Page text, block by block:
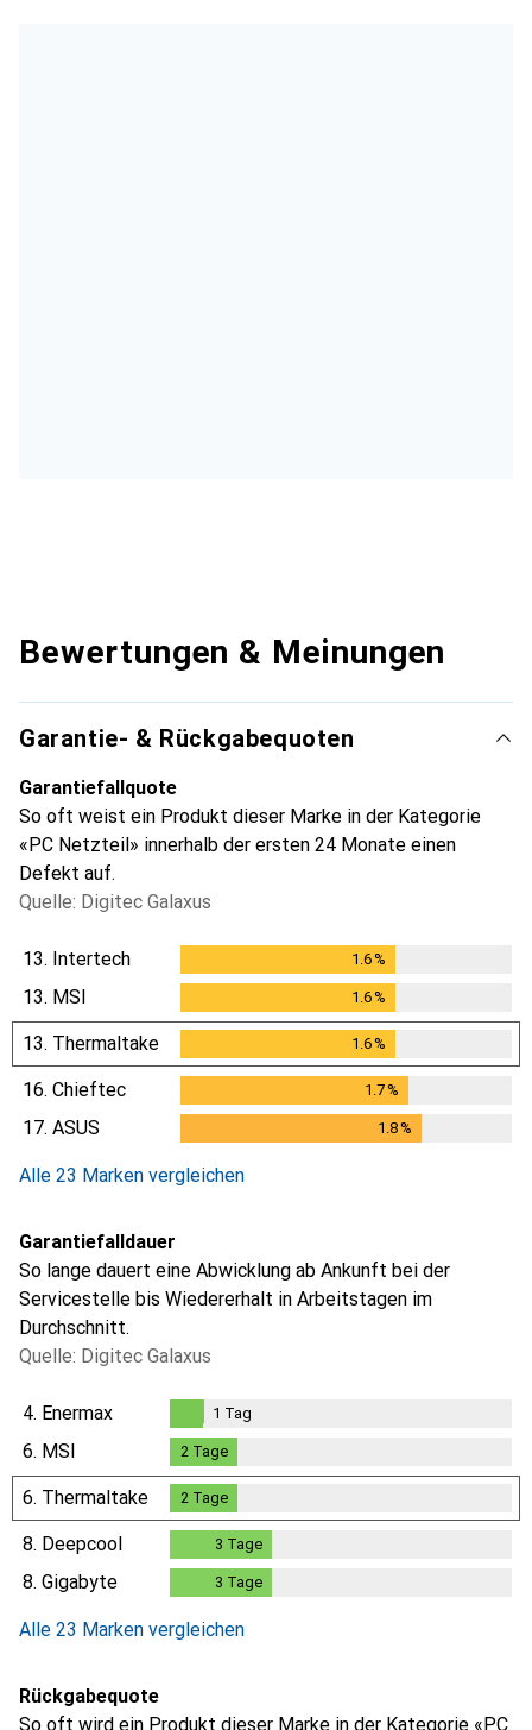
Bewertungen & Meinungen
Garantie- & Rückgabequoten
Garantiefallquote
So oft weist ein Produkt dieser Marke in der Kategorie
«PC Netzteil» innerhalb der ersten 24 Monate einen
Defekt auf.
Quelle: Digitec Galaxus
13. Intertech 1.6%
13. MSI 1.6%
13. Thermaltake 1.6%
16. Chieftec 1.7%
17. ASUS 1.8%
Alle 23 Marken vergleichen
Garantiefalldauer
So lange dauert eine Abwicklung ab Ankunft bei der
Servicestelle bis Wiedererhalt in Arbeitstagen im
Durchschnitt.
Quelle: Digitec Galaxus
4. Enermax
Tag
1 Tag
6. MSI 2 Tage
6. Thermaltake 2 Tage
8. Deepcool 3 Tage
8. Gigabyte 3 Tage
Alle 23 Marken vergleichen
Rückgabequote
So oft wird ein Produkt dieser Marke in der Kategorie «PC